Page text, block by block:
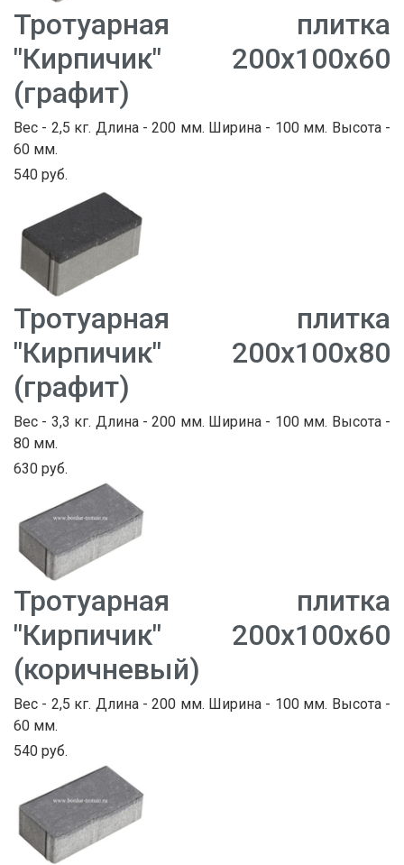
Тротуарная плитка
"Кирпичик" 200х100х60
(графит)
Вес - 2,5 кг. Длина - 200 мм. Ширина - 100 мм. Высота -
60 мм.
540 руб.
Тротуарная плитка
"Кирпичик" 200х100х80
(графит)
Вес - 3,3 кг. Длина - 200 мм. Ширина - 100 мм. Высота -
80 мм.
630 руб.
Тротуарная плитка
"Кирпичик" 200х100х60
(коричневый)
Вес - 2,5 кг. Длина - 200 мм. Ширина - 100 мм. Высота -
60 мм.
540 руб.